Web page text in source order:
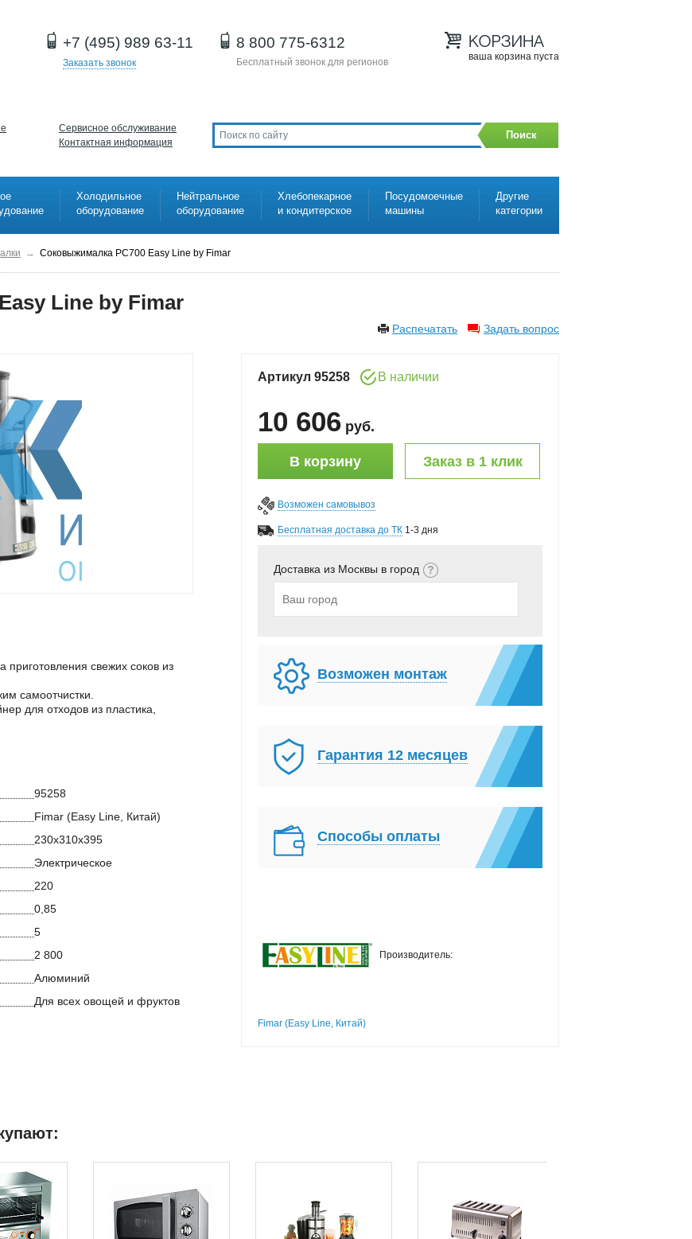
+7 (495) 989 63-11
Заказать звонок
8 800 775-6312
Бесплатный звонок для регионов ваша корзина пуста
Сервисное обслуживание
Контактная информация
Поиск
Холодильное
оборудование
Нейтральное
оборудование
Хлебопекарное
и кондитерское
Посудомоечные
машины
Другие
категории
→ Соковыжималка PC700 Easy Line by Fimar
Line by Fimar
Распечатать Задать вопрос
Артикул 95258 В наличии
10 606 руб.
В корзину Заказ в 1 клик
Возможен самовывоз
Бесплатная доставка до ТК 1-3 дня
Доставка из Москвы в город
Возможен монтаж
Гарантия 12 месяцев
Способы оплаты
Производитель:
Fimar (Easy Line, Китай)
свежих соков из
самоотчистки.
для отходов из пластика,
95258
Fimar (Easy Line, Китай)
230х310х395
Электрическое
220
0,85
5
2 800
Алюминий
Для всех овощей и фруктов